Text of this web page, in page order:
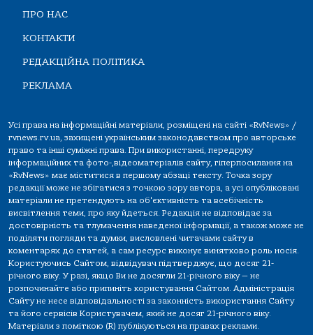
ПРО НАС
КОНТАКТИ
РЕДАКЦІЙНА ПОЛІТИКА
РЕКЛАМА
Усі права на інформаційні матеріали, розміщені на сайті «RvNews» /
rvnews.rv.ua, захищені українським законодавством про авторське
право та інші суміжні права. При використанні, передруку
інформаційних та фото-,відеоматеріалів сайту, гіперпосилання на
«RvNews» має міститися в першому абзаці тексту. Точка зору
редакції може не збігатися з точкою зору автора, а усі опубліковані
матеріали не претендують на об'єктивність та всебічність
висвітлення теми, про яку йдеться. Редакція не відповідає за
достовірність та тлумачення наведеної інформації, а також може не
поділяти погляди та думки, висловлені читачами сайту в
коментарях до статей, а сам ресурс виконує винятково роль носія.
Користуючись Сайтом, відвідувач підтверджує, що досяг 21-
річного віку. У разі, якщо Ви не досягли 21-річного віку — не
розпочинайте або припиніть користування Сайтом. Адміністрація
Сайту не несе відповідальності за законність використання Сайту
та його сервісів Користувачем, який не досяг 21-річного віку.
Матеріали з поміткою (R) публікуються на правах реклами.